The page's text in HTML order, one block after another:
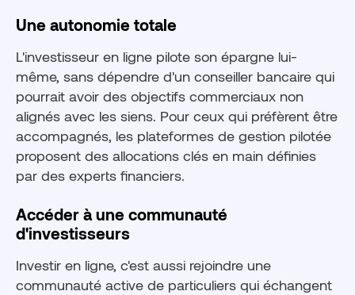
Une autonomie totale
L'investisseur en ligne pilote son épargne lui-
même, sans dépendre d'un conseiller bancaire qui
pourrait avoir des objectifs commerciaux non
alignés avec les siens. Pour ceux qui préfèrent être
accompagnés, les plateformes de gestion pilotée
proposent des allocations clés en main définies
par des experts financiers.
Accéder à une communauté
d'investisseurs
Investir en ligne, c'est aussi rejoindre une
communauté active de particuliers qui échangent